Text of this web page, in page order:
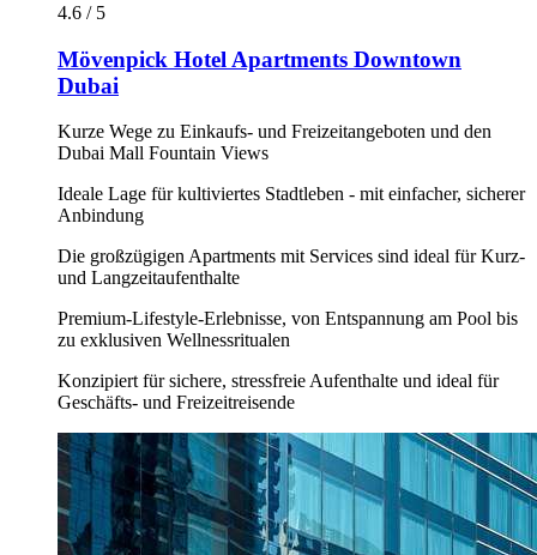
4.6 / 5
Mövenpick Hotel Apartments Downtown
Dubai
Kurze Wege zu Einkaufs- und Freizeitangeboten und den
Dubai Mall Fountain Views
Ideale Lage für kultiviertes Stadtleben - mit einfacher, sicherer
Anbindung
Die großzügigen Apartments mit Services sind ideal für Kurz-
und Langzeitaufenthalte
Premium-Lifestyle-Erlebnisse, von Entspannung am Pool bis
zu exklusiven Wellnessritualen
Konzipiert für sichere, stressfreie Aufenthalte und ideal für
Geschäfts- und Freizeitreisende